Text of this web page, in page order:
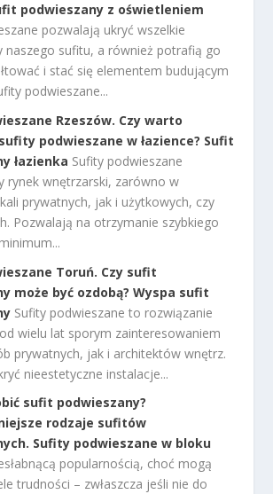
podwieszany z oświetleniem
pozwalają ukryć wszelkie
naszego sufitu, a również potrafią go
i stać się elementem budującym
podwieszane...
Rzeszów. Czy warto
podwieszane w łazience? Sufit
łazienka Sufity podwieszane
rynek wnętrzarski, zarówno w
prywatnych, jak i użytkowych, czy
Pozwalają na otrzymanie szybkiego
Toruń. Czy sufit
może być ozdobą? Wyspa sufit
Sufity podwieszane to rozwiązanie
wielu lat sporym zainteresowaniem
prywatnych, jak i architektów wnętrz.
nieestetyczne instalacje...
sufit podwieszany?
rodzaje sufitów
Sufity podwieszane w bloku
popularnością, choć mogą
trudności – zwłaszcza jeśli nie do